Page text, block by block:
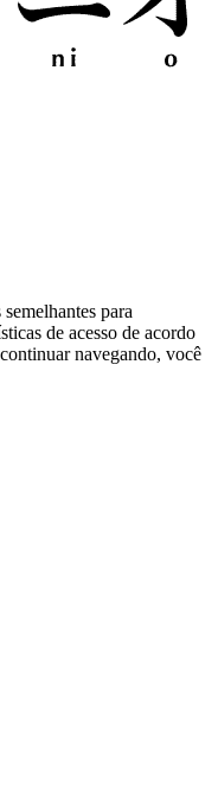
para
de acesso de acordo
navegando, você